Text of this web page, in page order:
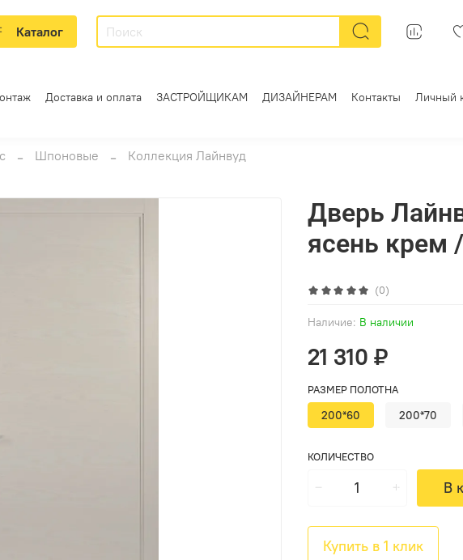
Каталог
Доставка и оплата ЗАСТРОЙЩИКАМ ДИЗАЙНЕРАМ Контакты Личный
Шпоновые Коллекция Лайнвуд
(0)
Наличие: В наличии
Дверь
ясень крем
21 310 ₽
КОЛИЧЕСТВО
В
Купить в 1 клик
РАЗМЕР ПОЛОТНА
200*60 200*70